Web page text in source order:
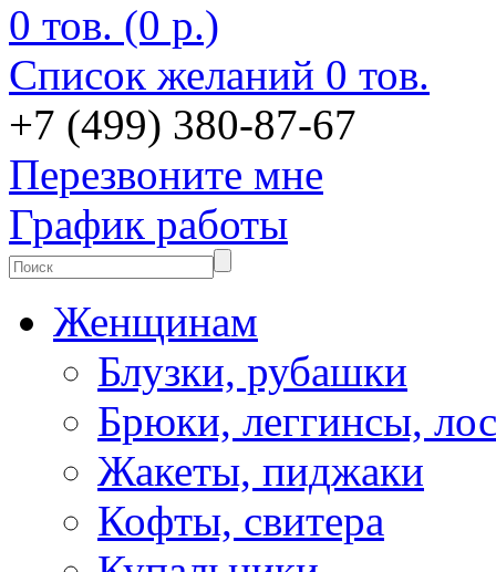
0 тов. (0 р.)
Список желаний 0 тов.
+7 (499) 380-87-67
Перезвоните мне
График работы
Женщинам
Блузки, рубашки
Брюки, леггинсы,
Жакеты, пиджаки
Кофты, свитера